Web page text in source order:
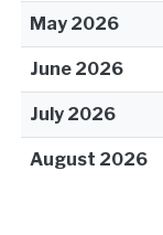
May 2026
June 2026
July 2026
August 2026